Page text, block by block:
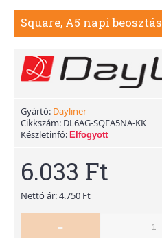
Square, A5 napi
Gyártó: Dayliner
Cikkszám: DL6AG-SQFA5NA-KK
Készletinfó: Elfogyott
6.033 Ft
Nettó ár: 4.750 Ft
-